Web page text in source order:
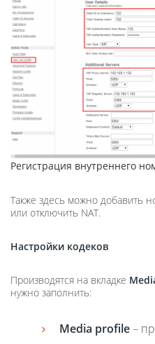
Регистрация внутреннего
Также здесь можно добавить
или отключить NAT.
Настройки кодеков
Производятся на вкладке
нужно заполнить:
Media profile–